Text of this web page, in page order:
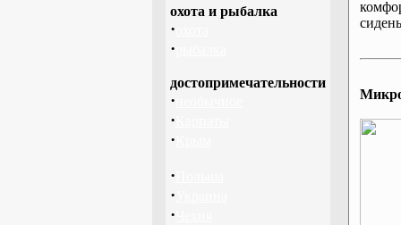
охота и рыбалка
·
·
достопримечательности
·
·
·
·
·
·